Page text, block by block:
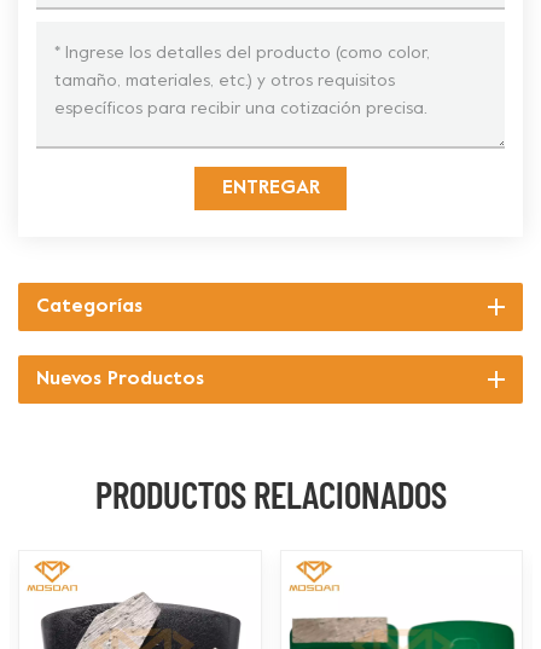
ENTREGAR
Categorías
Nuevos Productos
PRODUCTOS RELACIONADOS